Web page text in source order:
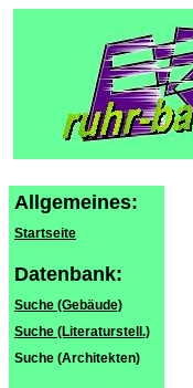
Allgemeines:
Startseite
Datenbank:
Suche (Gebäude)
Suche (Literaturstell.)
Suche (Architekten)